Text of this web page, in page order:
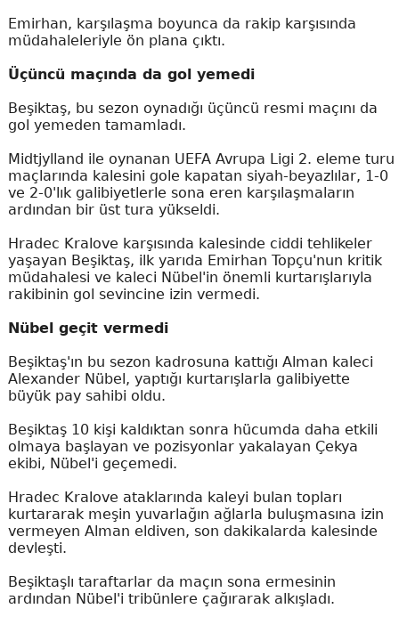
Emirhan, karşılaşma boyunca da rakip karşısında
müdahaleleriyle ön plana çıktı.
Üçüncü maçında da gol yemedi
Beşiktaş, bu sezon oynadığı üçüncü resmi maçını da
gol yemeden tamamladı.
Midtjylland ile oynanan UEFA Avrupa Ligi 2. eleme turu
maçlarında kalesini gole kapatan siyah-beyazlılar, 1-0
ve 2-0'lık galibiyetlerle sona eren karşılaşmaların
ardından bir üst tura yükseldi.
Hradec Kralove karşısında kalesinde ciddi tehlikeler
yaşayan Beşiktaş, ilk yarıda Emirhan Topçu'nun kritik
müdahalesi ve kaleci Nübel'in önemli kurtarışlarıyla
rakibinin gol sevincine izin vermedi.
Nübel geçit vermedi
Beşiktaş'ın bu sezon kadrosuna kattığı Alman kaleci
Alexander Nübel, yaptığı kurtarışlarla galibiyette
büyük pay sahibi oldu.
Beşiktaş 10 kişi kaldıktan sonra hücumda daha etkili
olmaya başlayan ve pozisyonlar yakalayan Çekya
ekibi, Nübel'i geçemedi.
Hradec Kralove ataklarında kaleyi bulan topları
kurtararak meşin yuvarlağın ağlarla buluşmasına izin
vermeyen Alman eldiven, son dakikalarda kalesinde
devleşti.
Beşiktaşlı taraftarlar da maçın sona ermesinin
ardından Nübel'i tribünlere çağırarak alkışladı.